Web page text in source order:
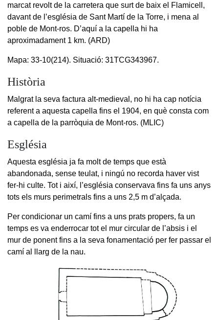
marcat revolt de la carretera que surt de baix el Flamicell,
davant de l’església de Sant Martí de la Torre, i mena al
poble de Mont-ros. D’aquí a la capella hi ha
aproximadament 1 km. (ARD)
Mapa: 33-10(214). Situació: 31TCG343967.
Història
Malgrat la seva factura alt-medieval, no hi ha cap notícia
referent a aquesta capella fins el 1904, en què consta com
a capella de la parròquia de Mont-ros. (MLIC)
Església
Aquesta església ja fa molt de temps que està
abandonada, sense teulat, i ningú no recorda haver vist
fer-hi culte. Tot i així, l’església conservava fins fa uns anys
tots els murs perimetrals fins a uns 2,5 m d’alçada.
Per condicionar un camí fins a uns prats propers, fa un
temps es va enderrocar tot el mur circular de l’absis i el
mur de ponent fins a la seva fonamentació per fer passar el
camí al llarg de la nau.